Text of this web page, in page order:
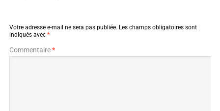
Votre adresse e-mail ne sera pas publiée. Les champs obligatoires sont
indiqués avec *
Commentaire*